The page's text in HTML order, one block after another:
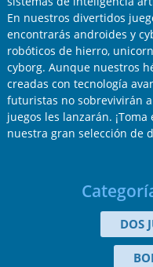
En nuestros divertidos
encontrarás androides y
robóticos de hierro,
cyborg. Aunque nuestros
creadas con tecnología
futuristas no sobrevivirán
juegos les lanzarán.
nuestra gran selección de
DOS